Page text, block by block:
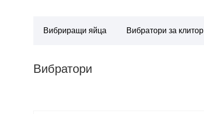
Вибриращи яйца Вибратори за клитор
Вибратори